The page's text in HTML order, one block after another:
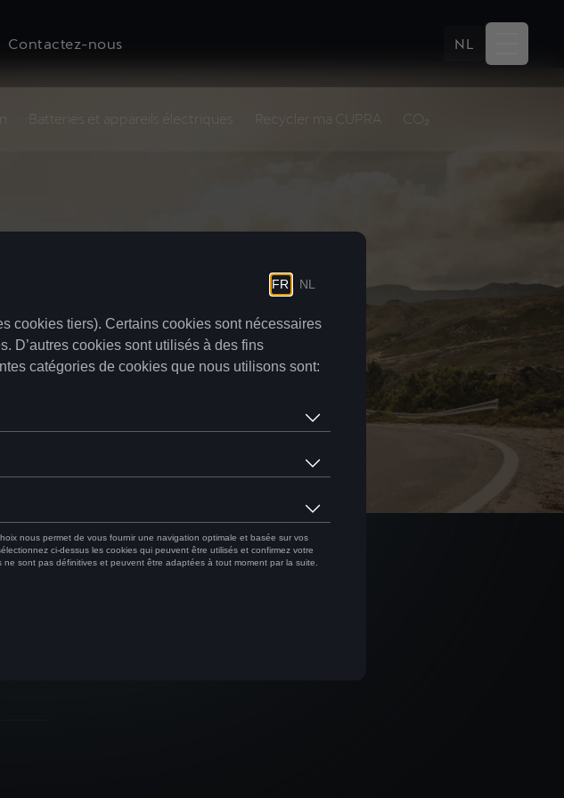
Contactez-nous NL
Batteries et appareils électriques Recycler ma CUPRA CO₂